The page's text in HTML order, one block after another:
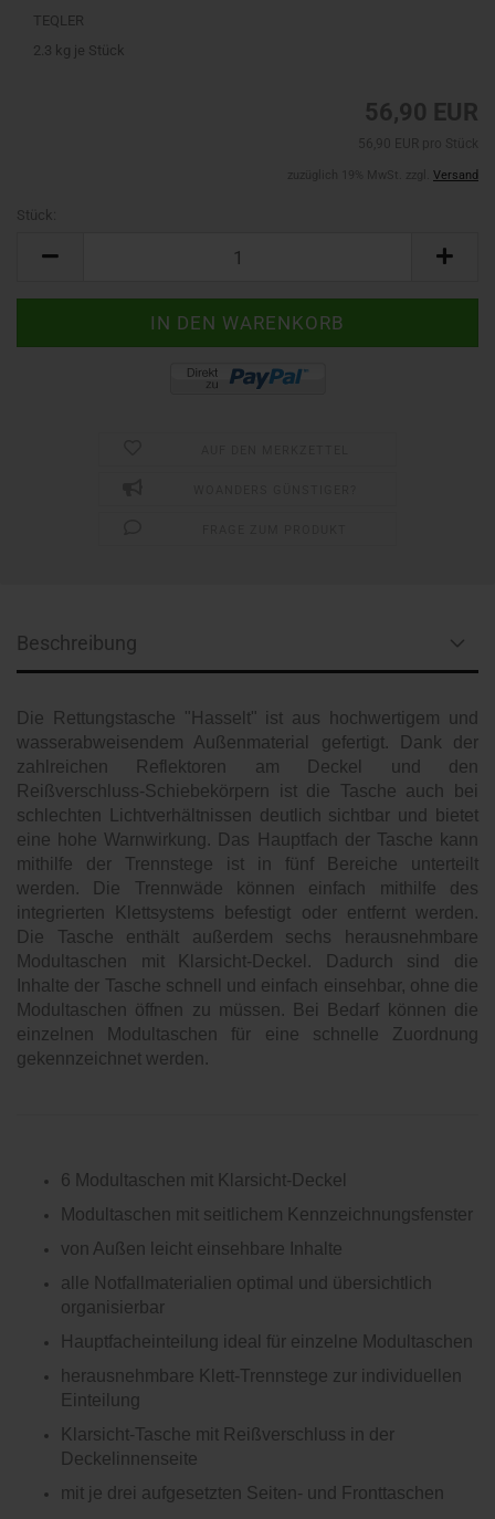
TEQLER
2.3 kg je Stück
56,90 EUR
Versand
Stück:
Beschreibung
Die Rettungstasche "Hasselt" ist aus hochwertigem und
wasserabweisendem Außenmaterial gefertigt. Dank der
zahlreichen Reflektoren am Deckel und den
Reißverschluss-Schiebekörpern ist die Tasche auch bei
schlechten Lichtverhältnissen deutlich sichtbar und bietet
eine hohe Warnwirkung. Das Hauptfach der Tasche kann
mithilfe der Trennstege ist in fünf Bereiche unterteilt
werden. Die Trennwäde können einfach mithilfe des
integrierten Klettsystems befestigt oder entfernt werden.
Die Tasche enthält außerdem sechs herausnehmbare
Modultaschen mit Klarsicht-Deckel. Dadurch sind die
Inhalte der Tasche schnell und einfach einsehbar, ohne die
Modultaschen öffnen zu müssen. Bei Bedarf können die
einzelnen Modultaschen für eine schnelle Zuordnung
gekennzeichnet werden.
6 Modultaschen mit Klarsicht-Deckel
Modultaschen mit seitlichem Kennzeichnungsfenster
von Außen leicht einsehbare Inhalte
alle Notfallmaterialien optimal und übersichtlich
organisierbar
Hauptfacheinteilung ideal für einzelne Modultaschen
herausnehmbare Klett-Trennstege zur individuellen
Einteilung
Klarsicht-Tasche mit Reißverschluss in der
Deckelinnenseite
mit je drei aufgesetzten Seiten- und Fronttaschen